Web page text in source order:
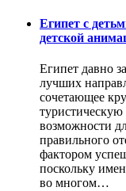
Египет с
детской
Египет давно
лучших
сочетающее
туристическую
возможности
правильного
фактором
поскольку
во многом…